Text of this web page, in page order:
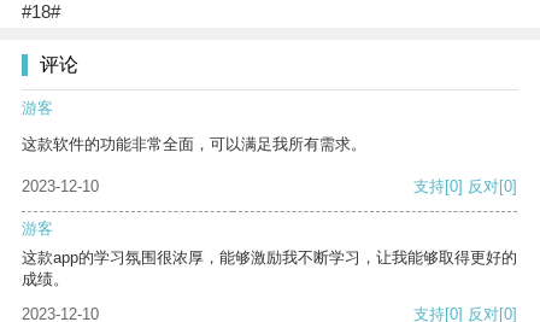
#18#
评论
游客
这款软件的功能非常全面，可以满足我所有需求。
2023-12-10 支持[0] 反对[0]
游客
这款app的学习氛围很浓厚，能够激励我不断学习，让我能够取得更好的
成绩。
2023-12-10
支持[0] 反对[0]